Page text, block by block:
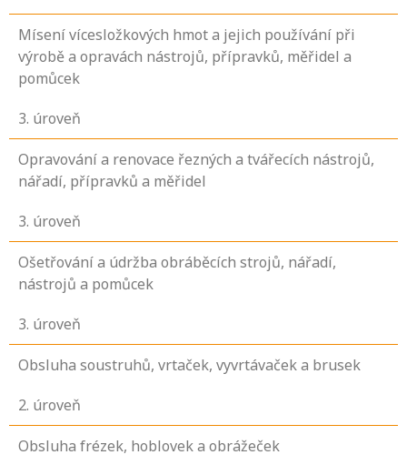
Mísení vícesložkových hmot a jejich používání při
výrobě a opravách nástrojů, přípravků, měřidel a
pomůcek
3. úroveň
Opravování a renovace řezných a tvářecích nástrojů,
nářadí, přípravků a měřidel
3. úroveň
Ošetřování a údržba obráběcích strojů, nářadí,
nástrojů a pomůcek
3. úroveň
Obsluha soustruhů, vrtaček, vyvrtávaček a brusek
2. úroveň
Obsluha frézek, hoblovek a obrážeček